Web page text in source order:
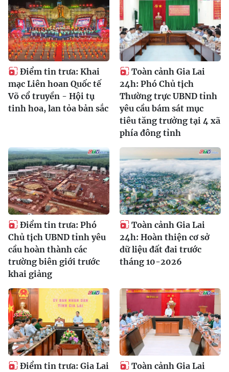
Điểm tin trưa: Khai
mạc Liên hoan Quốc tế
Võ cổ truyền - Hội tụ
tinh hoa, lan tỏa bản sắc
Toàn cảnh Gia Lai
24h: Phó Chủ tịch
Thường trực UBND tỉnh
yêu cầu bám sát mục
tiêu tăng trưởng tại 4 xã
phía đông tỉnh
Điểm tin trưa: Phó
Chủ tịch UBND tỉnh yêu
cầu hoàn thành các
trường biên giới trước
khai giảng
Toàn cảnh Gia Lai
24h: Hoàn thiện cơ sở
dữ liệu đất đai trước
tháng 10-2026
Điểm tin trưa: Gia Lai
Toàn cảnh Gia Lai